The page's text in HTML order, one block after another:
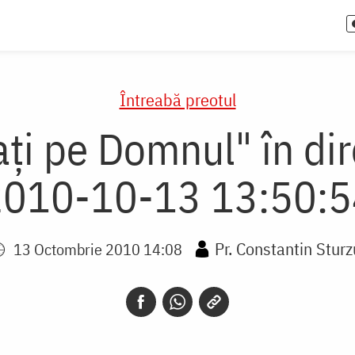
Întreabă preotul
pe Domnul" în
10-13
13 Octombrie 2010 14:08 Pr. Constantin